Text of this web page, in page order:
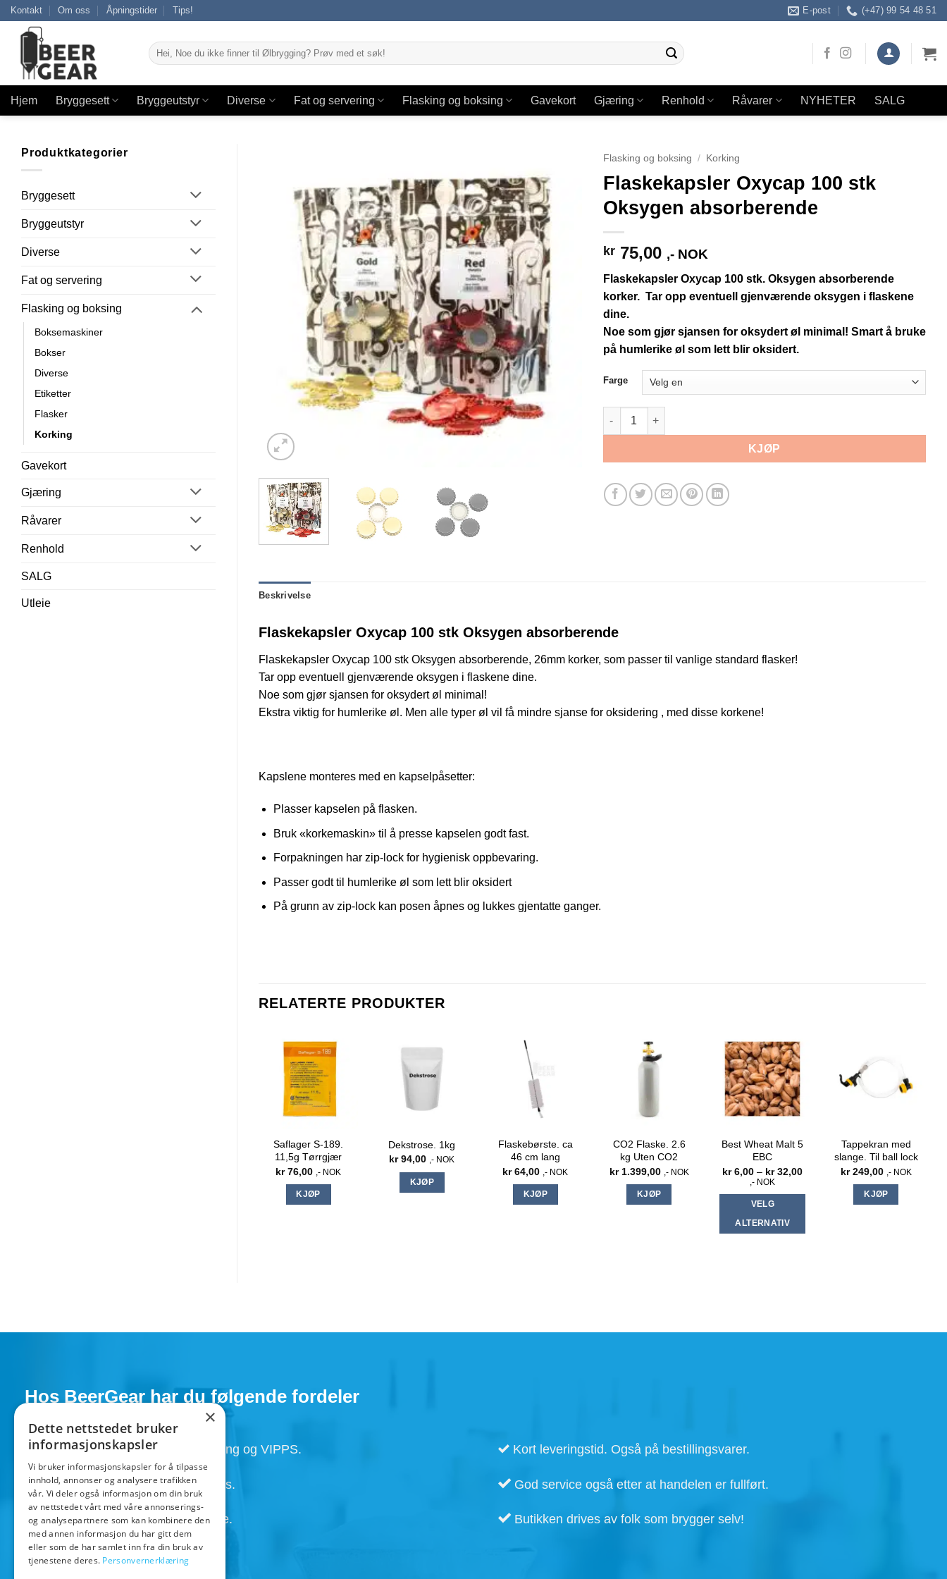
SkipKontakt Om oss Åpningstider Tips! E-post (+47) 99 54 48 51
Søk
etter:
Hjem Bryggesett Bryggeutstyr Diverse Fat og servering Flasking og boksing Gavekort Gjæring Renhold Råvarer NYHETER SALG
Produktkategorier
Bryggesett
Bryggeutstyr
Diverse
Fat og servering
Flasking og boksing
Boksemaskiner
Bokser
Diverse
Etiketter
Flasker
Korking
Gavekort
Gjæring
Råvarer
Renhold
SALG
Utleie
Flasking og boksing / Korking
Flaskekapsler Oxycap 100 stk
Oksygen absorberende
kr75,00 ,- NOK
Flaskekapsler Oxycap 100 stk. Oksygen absorberende
korker. Tar opp eventuell gjenværende oksygen i flaskene
dine.
Noe som gjør sjansen for oksydert øl minimal! Smart å bruke
på humlerike øl som lett blir oksidert.
Farge
Flaskekapsler Oxycap 100 stk Oksygen absorberende antall
KJØP
Beskrivelse
Flaskekapsler Oxycap 100 stk Oksygen absorberende
Flaskekapsler Oxycap 100 stk Oksygen absorberende, 26mm korker, som passer til vanlige standard flasker!
Tar opp eventuell gjenværende oksygen i flaskene dine.
Noe som gjør sjansen for oksydert øl minimal!
Ekstra viktig for humlerike øl. Men alle typer øl vil få mindre sjanse for oksidering , med disse korkene!
Kapslene monteres med en kapselpåsetter:
Plasser kapselen på flasken.
Bruk «korkemaskin» til å presse kapselen godt fast.
Forpakningen har zip-lock for hygienisk oppbevaring.
Passer godt til humlerike øl som lett blir oksidert
På grunn av zip-lock kan posen åpnes og lukkes gjentatte ganger.
RELATERTE PRODUKTER
Saflager S-189.
11,5g Tørrgjær
kr76,00 ,- NOK
KJØP
Dekstrose. 1kg
kr94,00 ,- NOK
KJØP
Flaskebørste. ca
46 cm lang
kr64,00 ,- NOK
KJØP
CO2 Flaske. 2.6
kg Uten CO2
kr1.399,00 ,- NOK
KJØP
Best Wheat Malt 5
EBC
kr6,00 – kr32,00Prisområde:
,- NOK
VELG
ALTERNATIV
Tappekran med
slange. Til ball lock
kr249,00 ,- NOK
KJØP
Hos BeerGear har du følgende fordeler
Faktura, Utsett betaling , Avbetaling og VIPPS.
Super service med kunden i fokus.
Henting av ordre 24/7 etter avtale.
Kort leveringstid. Også på bestillingsvarer.
God service også etter at handelen er fullført.
Butikken drives av folk som brygger selv!
×
Dette nettstedet bruker
informasjonskapsler
Vi bruker informasjonskapsler for å tilpasse
innhold, annonser og analysere trafikken
vår. Vi deler også informasjon om din bruk
av nettstedet vårt med våre annonserings-
og analysepartnere som kan kombinere den
med annen informasjon du har gitt dem
eller som de har samlet inn fra din bruk av
tjenestene deres. Personvernerklæring